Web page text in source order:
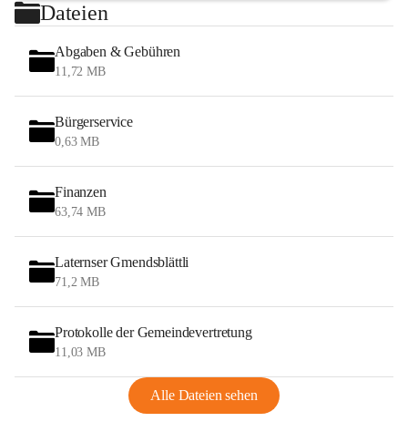
Dateien
Abgaben & Gebühren
11,72 MB
Bürgerservice
0,63 MB
Finanzen
63,74 MB
Laternser Gmendsblättli
71,2 MB
Protokolle der Gemeindevertretung
11,03 MB
Alle Dateien sehen